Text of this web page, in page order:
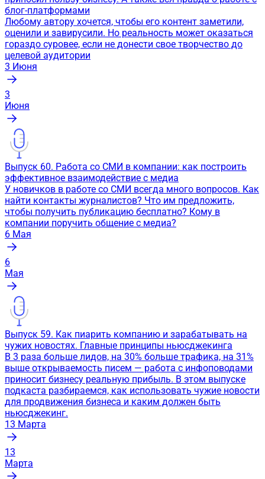
блог-платформами
Любому автору хочется, чтобы его контент заметили,
оценили и завирусили. Но реальность может оказаться
гораздо суровее, если не донести свое творчество до
целевой аудитории
3 Июня
3
Июня
Выпуск 60. Работа со СМИ в компании: как построить
эффективное взаимодействие с медиа
У новичков в работе со СМИ всегда много вопросов. Как
найти контакты журналистов? Что им предложить,
чтобы получить публикацию бесплатно? Кому в
компании поручить общение с медиа?
6 Мая
6
Мая
Выпуск 59. Как пиарить компанию и зарабатывать на
чужих новостях. Главные принципы ньюсджекинга
В 3 раза больше лидов, на 30% больше трафика, на 31%
выше открываемость писем — работа с инфоповодами
приносит бизнесу реальную прибыль. В этом выпуске
подкаста разбираемся, как использовать чужие новости
для продвижения бизнеса и каким должен быть
ньюсджекинг.
13 Марта
13
Марта